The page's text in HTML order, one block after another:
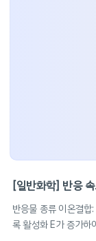
[일반화학] 반응
반응물 종류 이온결
록 활성화 E가 증가하